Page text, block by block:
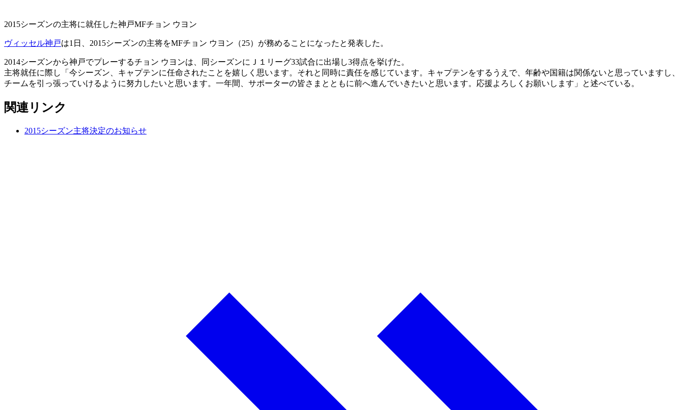
2015シーズンの主将に就任した神戸MFチョン ウヨン
ヴィッセル神戸は1日、2015シーズンの主将をMFチョン ウヨン（25）が務めることになったと発表した。
2014シーズンから神戸でプレーするチョン ウヨンは、同シーズンにＪ１リーグ33試合に出場し3得点を挙げた。
主将就任に際し「今シーズン、キャプテンに任命されたことを嬉しく思います。それと同時に責任を感じています。キャプテンをするうえで、年齢や国籍は関係ないと思っていますし、
チームを引っ張っていけるように努力したいと思います。一年間、サポーターの皆さまとともに前へ進んでいきたいと思います。応援よろしくお願いします」と述べている。
関連リンク
2015シーズン主将決定のお知らせ